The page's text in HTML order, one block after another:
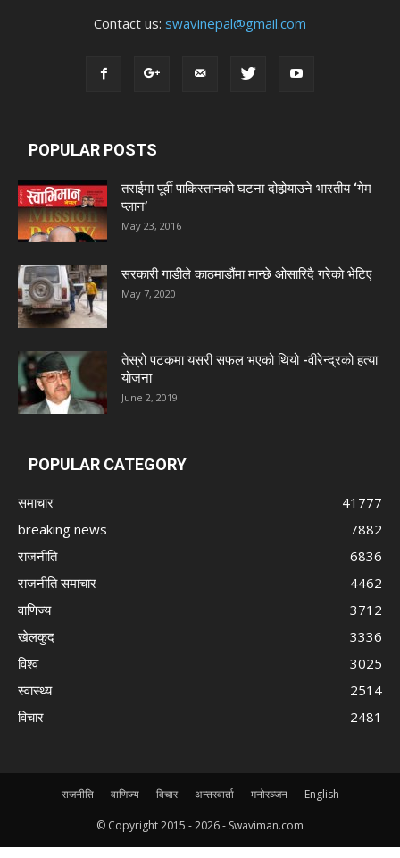
Contact us: swavinepal@gmail.com
POPULAR POSTS
तराईमा पूर्वी पाकिस्तानको घटना दोहोर्‍याउने भारतीय ‘गेम
प्लान’
May 23, 2016
सरकारी गाडीले काठमाडौंमा मान्छे ओसारिदै गरेकाे भेटिए
May 7, 2020
तेस्रो पटकमा यसरी सफल भएको थियो -वीरेन्द्रको हत्या
योजना
June 2, 2019
POPULAR CATEGORY
समाचार
41777
breaking news
7882
राजनीति
6836
राजनीति समाचार
4462
वाणिज्य
3712
खेलकुद
3336
विश्व
3025
स्वास्थ्य
2514
विचार
2481
राजनीति वाणिज्य विचार अन्तरवार्ता मनोरञ्जन English
© Copyright 2015 -2026 - Swaviman.com